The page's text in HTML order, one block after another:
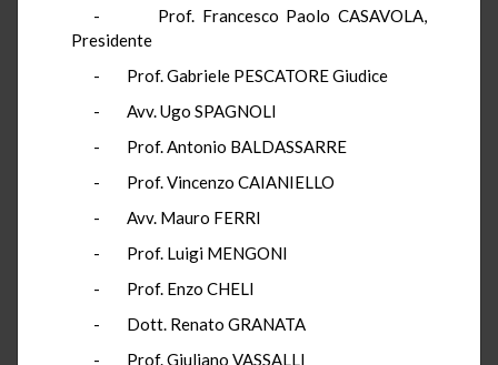
- Prof. Francesco Paolo CASAVOLA,
Presidente
- Prof. Gabriele PESCATORE Giudice
- Avv. Ugo SPAGNOLI
- Prof. Antonio BALDASSARRE
- Prof. Vincenzo CAIANIELLO
- Avv. Mauro FERRI
- Prof. Luigi MENGONI
- Prof. Enzo CHELI
- Dott. Renato GRANATA
- Prof. Giuliano VASSALLI